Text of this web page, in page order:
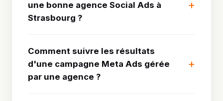
une bonne agence Social Ads à
Strasbourg ?
Comment suivre les résultats
d'une campagne Meta Ads gérée
par une agence ?